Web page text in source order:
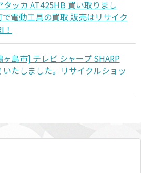
ッカ AT425HB 買い取りまし
電動工具の買取 販売はリサイク
島市] テレビ シャープ SHARP
たしました。リサイクルショッ